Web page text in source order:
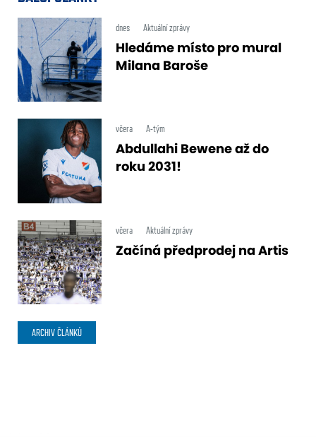
dnes Aktuální zprávy
Hledáme místo pro mural
Milana Baroše
včera A-tým
Abdullahi Bewene až do
roku 2031!
včera Aktuální zprávy
Začíná předprodej na Artis
ARCHIV ČLÁNKŮ